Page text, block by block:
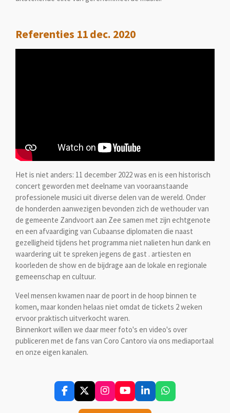
Referenties 11 dec. 2020
Het is niet anders: 11 december 2022 was en is een historisch
concert geworden met deelname van vooraanstaande
professionele musici uit diverse delen van de wereld. Onder
de honderden aanwezigen bevonden zich de wethouder van
de gemeente Zandvoort aan Zee samen met zijn echtgenote
en een afvaardiging van Cubaanse diplomaten die naast
gezelligheid tijdens het programma niet nalieten hun dank en
waardering uit te spreken jegens de gast . artiesten en
koorleden de show en de bijdrage aan de lokale en regionale
gemeenschap en cultuur.
Veel mensen kwamen naar de poort in de hoop binnen te
komen, maar konden helaas niet omdat de tickets 2 weken
ervoor praktisch uitverkocht waren.
Binnenkort willen we daar meer foto's en video's over
publiceren met de fans van Coro Cantoro via ons mediaportaal
en onze eigen kanalen.
F
a
X
I
n
Y
o
L
i
W
h